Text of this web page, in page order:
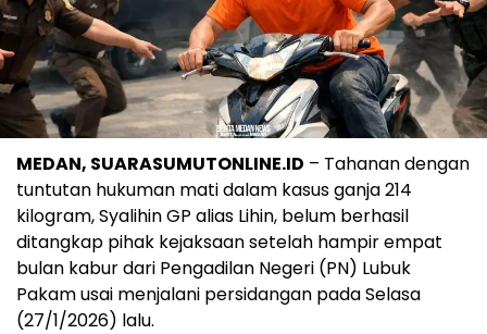
MEDAN, SUARASUMUTONLINE.ID – Tahanan dengan
tuntutan hukuman mati dalam kasus ganja 214
kilogram, Syalihin GP alias Lihin, belum berhasil
ditangkap pihak kejaksaan setelah hampir empat
bulan kabur dari Pengadilan Negeri (PN) Lubuk
Pakam usai menjalani persidangan pada Selasa
(27/1/2026) lalu.